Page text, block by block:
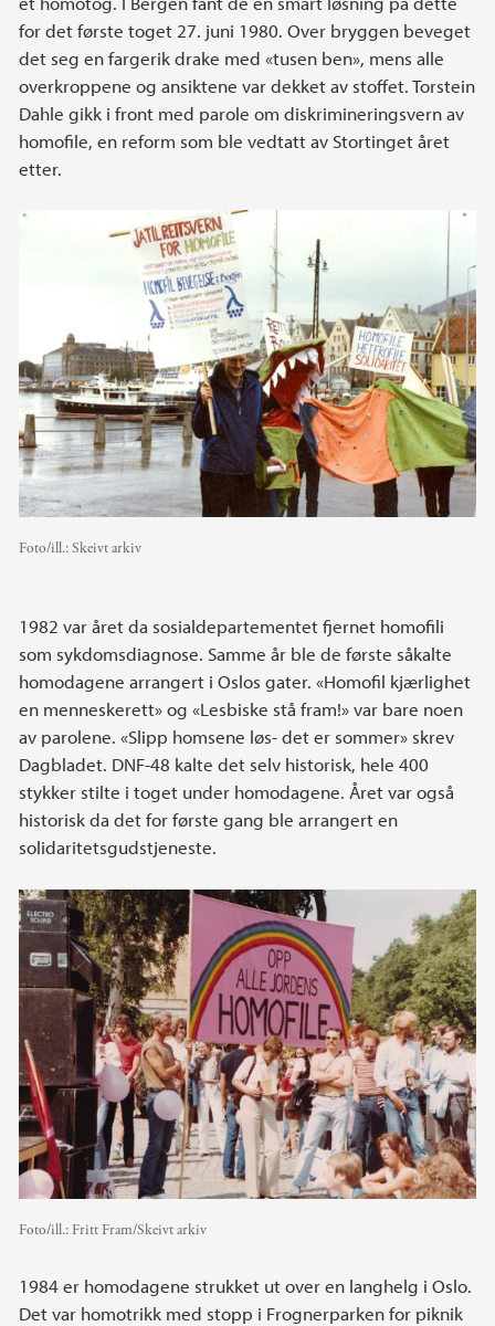
for det første toget 27. juni 1980. Over bryggen beveget
det seg en fargerik drake med «tusen ben», mens alle
overkroppene og ansiktene var dekket av stoffet. Torstein
Dahle gikk i front med parole om diskrimineringsvern av
homofile, en reform som ble vedtatt av Stortinget året
etter.
Foto/ill.:Skeivt arkiv
1982 var året da sosialdepartementet fjernet homofili
som sykdomsdiagnose. Samme år ble de første såkalte
homodagene arrangert i Oslos gater. «Homofil kjærlighet
en menneskerett» og «Lesbiske stå fram!» var bare noen
av parolene. «Slipp homsene løs- det er sommer» skrev
Dagbladet. DNF-48 kalte det selv historisk, hele 400
stykker stilte i toget under homodagene. Året var også
historisk da det for første gang ble arrangert en
solidaritetsgudstjeneste.
Foto/ill.: Fritt Fram/Skeivt arkiv
1984 er homodagene strukket ut over en langhelg i Oslo.
Det var homotrikk med stopp i Frognerparken for piknik